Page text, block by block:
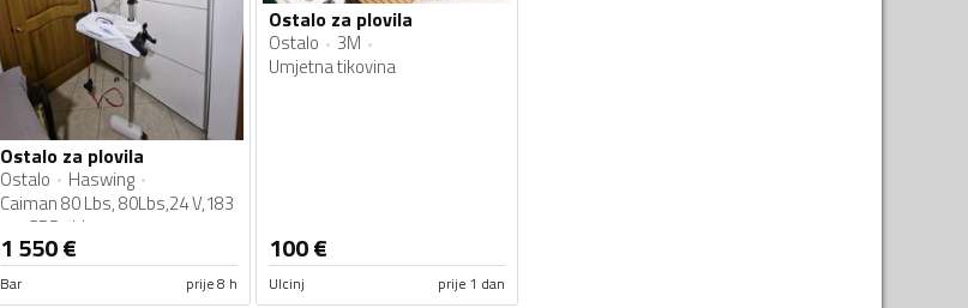
Ostalo za plovila
Ostalo
Haswing
Caiman 80 Lbs, 80Lbs,24 V,183
cm,GPS sidro
1 550€
Bar prije 8 h
Ostalo za plovila
Ostalo
3M
Umjetna tikovina
100€
Ulcinj prije 1 dan